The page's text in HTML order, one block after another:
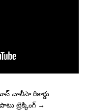
చాలీసా రికార్డు
ట్రెక్కింగ్→